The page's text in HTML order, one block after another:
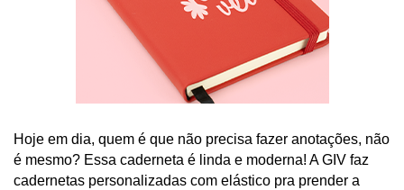
Hoje em dia, quem é que não precisa fazer anotações, não
é mesmo? Essa caderneta é linda e moderna! A GIV faz
cadernetas personalizadas com elástico pra prender a